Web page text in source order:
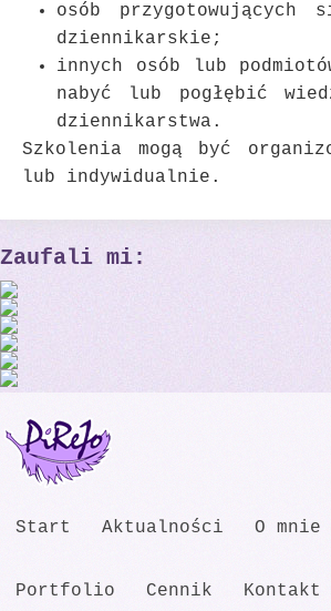
osób przygotowujących
dziennikarskie;
innych osób lub
nabyć lub pogłębić
dziennikarstwa.
Szkolenia mogą być
lub indywidualnie.
Zaufali mi:
Start Aktualności O mnie
Portfolio Cennik Kontakt